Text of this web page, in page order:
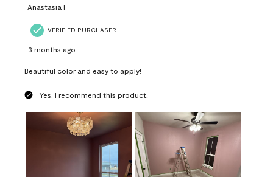
Anastasia F
VERIFIED PURCHASER
3 months ago
Beautiful color and easy to apply!
Yes, I recommend this product.